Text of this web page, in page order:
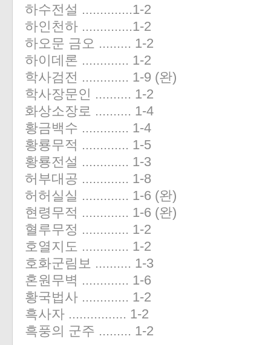
하수전설 ..............1-2
하인천하 ..............1-2
하오문 금오 ......... 1-2
하이데론 ............. 1-2
학사검전 ............. 1-9 (완)
학사장문인 .......... 1-2
화상소장로 .......... 1-4
황금백수 ............. 1-4
황룡무적 ............. 1-5
황룡전설 ............. 1-3
허부대공 ............. 1-8
허허실실 ............. 1-6 (완)
현령무적 ............. 1-6 (완)
혈루무정 ............. 1-2
호열지도 ............. 1-2
호화군림보 .......... 1-3
혼원무벽 ............. 1-6
황국법사 ............. 1-2
흑사자 ................ 1-2
흑풍의 군주 ......... 1-2